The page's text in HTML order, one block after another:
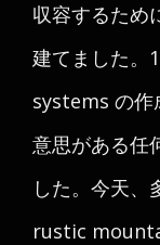
収容するため
建てました
systems の作
意思がある任
した。今天、
rustic